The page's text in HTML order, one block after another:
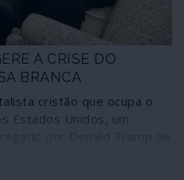
A CRISE DO
BRANCA
cristão que ocupa o
Estados Unidos, um